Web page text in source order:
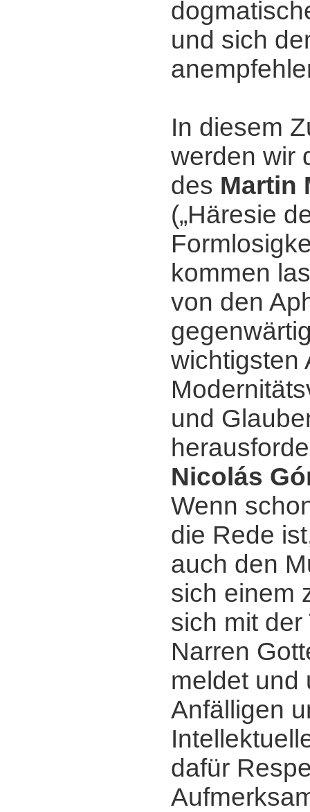
und sich
In diesem
werden wir
des Martin
(„Häresie
kommen
von den
wichtigsten
und
Nicolás
Wenn
die Rede
auch den
sich einem
sich mit der
Narren
meldet und
Anfälligen
dafür